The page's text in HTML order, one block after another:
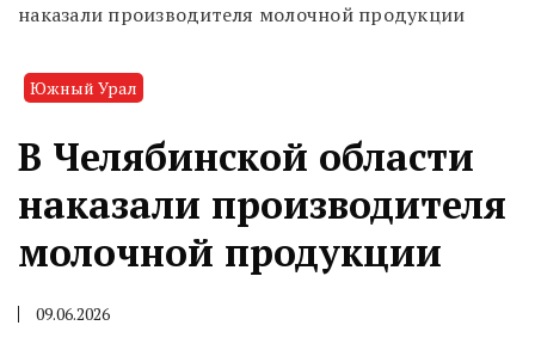
наказали производителя молочной продукции
Южный Урал
В Челябинской области
наказали производителя
молочной продукции
09.06.2026